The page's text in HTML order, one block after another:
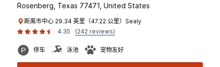
Rosenberg, Texas 77471, United States
距离市中心 29.34 英里（47.22 公里）Sealy
4.35
(242 reviews)
停车 泳池 宠物友好